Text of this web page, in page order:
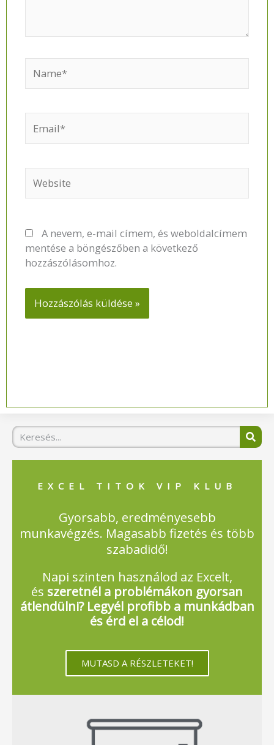
A nevem, e-mail címem, és weboldalcímem
mentése a böngészőben a következő
hozzászólásomhoz.
Keresés
EXCEL TITOK VIP KLUB
Gyorsabb, eredményesebb
munkavégzés. Magasabb fizetés és több
szabadidő!
Napi szinten használod az Excelt,
és szeretnél a problémákon gyorsan
átlendülni? Legyél profibb a munkádban
és érd el a célod!
MUTASD A RÉSZLETEKET!